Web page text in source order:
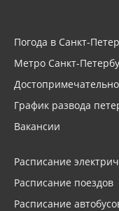
Погода в Санкт-
Метро Санкт-
График развода
Вакансии
Расписание
Расписание поездов
Расписание